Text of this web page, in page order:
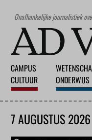
Onafhankelijke journalistiek
CAMPUS
CULTUUR
ONDERWIJS
7 AUGUSTUS 2026